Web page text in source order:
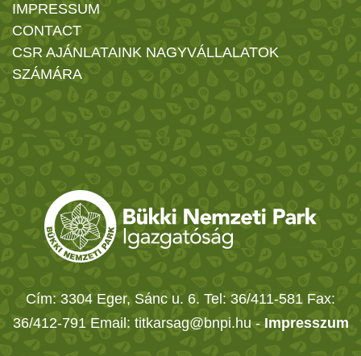
IMPRESSUM
CONTACT
CSR AJÁNLATAINK NAGYVÁLLALATOK
SZÁMÁRA
Cím: 3304 Eger, Sánc u. 6. Tel: 36/411-581 Fax:
36/412-791 Email: titkarsag@bnpi.hu - Impresszum